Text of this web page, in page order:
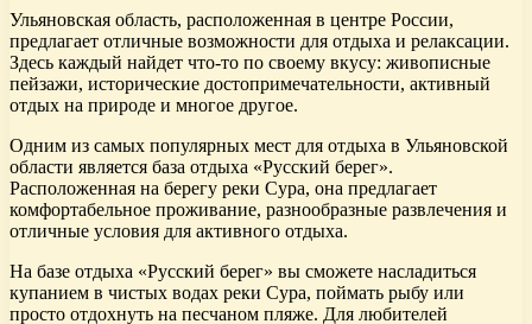
Ульяновская область, расположенная в центре России,
предлагает отличные возможности для отдыха и релаксации.
Здесь каждый найдет что-то по своему вкусу: живописные
пейзажи, исторические достопримечательности, активный
отдых на природе и многое другое.
Одним из самых популярных мест для отдыха в Ульяновской
области является база отдыха «Русский берег».
Расположенная на берегу реки Сура, она предлагает
комфортабельное проживание, разнообразные развлечения и
отличные условия для активного отдыха.
На базе отдыха «Русский берег» вы сможете насладиться
купанием в чистых водах реки Сура, поймать рыбу или
просто отдохнуть на песчаном пляже. Для любителей